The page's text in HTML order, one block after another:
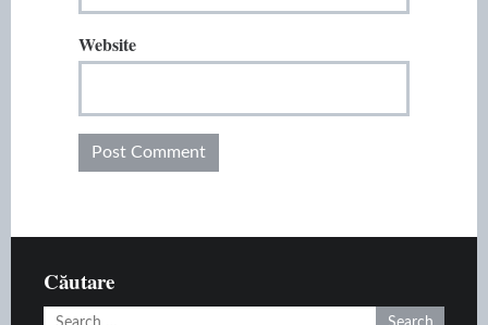
Website
Căutare
Search